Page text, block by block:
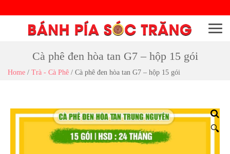
Menu
Cà phê đen hòa tan G7 – hộp 15 gói
Home / Trà - Cà Phê / Cà phê đen hòa tan G7 – hộp 15 gói
🔍